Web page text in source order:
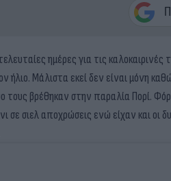
ημέρες για τις
ήλιο. Μάλιστα εκεί δεν είναι μόνη
τους βρέθηκαν στην παραλία Πορί.
σε σιελ αποχρώσεις ενώ είχαν και